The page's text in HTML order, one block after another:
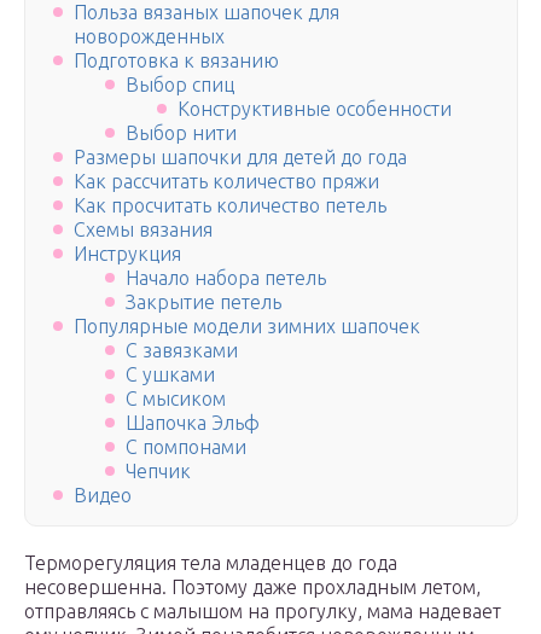
Польза вязаных шапочек для
новорожденных
Подготовка к вязанию
Выбор спиц
Конструктивные особенности
Выбор нити
Размеры шапочки для детей до года
Как рассчитать количество пряжи
Как просчитать количество петель
Схемы вязания
Инструкция
Начало набора петель
Закрытие петель
Популярные модели зимних шапочек
С завязками
С ушками
С мысиком
Шапочка Эльф
С помпонами
Чепчик
Видео
Терморегуляция тела младенцев до года
несовершенна. Поэтому даже прохладным летом,
отправляясь с малышом на прогулку, мама надевает